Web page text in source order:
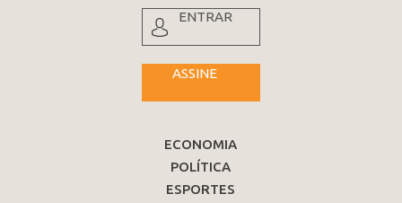
ENTRAR
ASSINE
ECONOMIA
POLÍTICA
ESPORTES